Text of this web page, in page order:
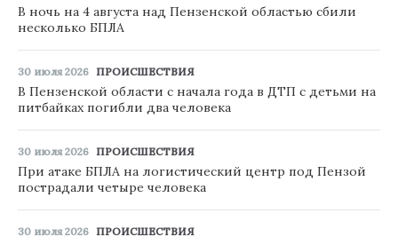
В ночь на 4 августа над Пензенской областью сбили
несколько БПЛА
30 июля 2026 ПРОИСШЕСТВИЯ
В Пензенской области с начала года в ДТП с детьми на
питбайках погибли два человека
30 июля 2026 ПРОИСШЕСТВИЯ
При атаке БПЛА на логистический центр под Пензой
пострадали четыре человека
30 июля 2026 ПРОИСШЕСТВИЯ